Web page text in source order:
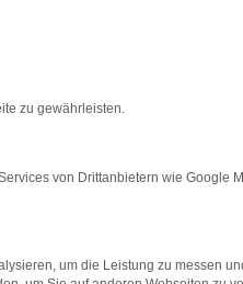
Stiglmayr
für Schwabach und
und Leistung erfüllen. Wir
Autohaus Stiglmayr
zu gewährleisten.
von Drittanbietern wie Google
um die Leistung zu messen